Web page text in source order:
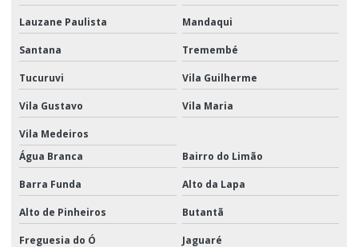
Montagem de kits para empresas
Montagem de kits para eventos
Montagem de kits logística
Montagem de kits promocionais
Montagem promocional
Movimentação de materiais logística
Lauzane Paulista Mandaqui
Santana Tremembé
Tucuruvi Vila Guilherme
Vila Gustavo Vila Maria
Vila Medeiros
Água Branca
Bairro do Limão
Barra Funda Alto da Lapa
Alto de Pinheiros Butantã
Freguesia do Ó Jaguaré